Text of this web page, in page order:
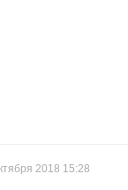
2018 15:28